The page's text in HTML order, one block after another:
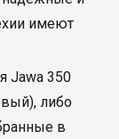
имеют
Jawa 350
либо
в